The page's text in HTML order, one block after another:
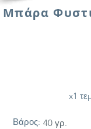
Μπάρα
x1
Βάρος: 40 γρ.